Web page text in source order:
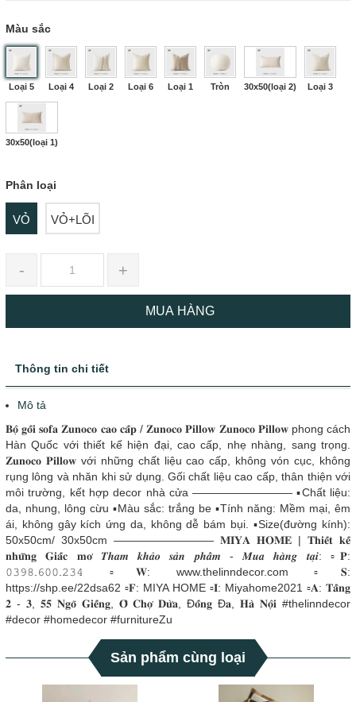
Màu sắc
Loại 5 Loại 4 Loại 2 Loại 6 Loại 1 Tròn 30x50(loại 2) Loại 3
30x50(loại 1)
Phân loại
VỎ VỎ+LÕI
- +
MUA HÀNG
Thông tin chi tiết
Mô tả
𝐁𝐨̣̂ 𝐠𝐨̂́𝐢 𝐬𝐨𝐟𝐚 𝐙𝐮𝐧𝐨𝐜𝐨 𝐜𝐚𝐨 𝐜𝐚̂́𝐩 / 𝐙𝐮𝐧𝐨𝐜𝐨 𝐏𝐢𝐥𝐥𝐨𝐰 𝐙𝐮𝐧𝐨𝐜𝐨 𝐏𝐢𝐥𝐥𝐨𝐰 phong cách
Hàn Quốc với thiết kế hiện đại, cao cấp, nhẹ nhàng, sang trọng.
𝐙𝐮𝐧𝐨𝐜𝐨 𝐏𝐢𝐥𝐥𝐨𝐰 với những chất liệu cao cấp, không vón cục, không
rụng lông và nhăn khi sử dụng. Gối chất liệu cao cấp, thân thiện với
môi trường, kết hợp decor nhà cửa ————————— ▪Chất liệu:
da, nhung, lông cừu ▪Màu sắc: trắng be ▪️Tính năng: Mềm mại, êm
ái, không gây kích ứng da, không dễ bám bụi. ▪️Size(đường kính):
50x50cm/ 30x50cm ————————— 𝐌𝐈𝐘𝐀 𝐇𝐎𝐌𝐄 | 𝐓𝐡𝐢𝐞̂́𝐭 𝐤𝐞̂́
𝐧𝐡𝐮̛̃𝐧𝐠 𝐆𝐢𝐚̂́𝐜 𝐦𝐨̛ 𝑻𝒉𝒂𝒎 𝒌𝒉𝒂̉𝒐 𝒔𝒂̉𝒏 𝒑𝒉𝒂̂̉𝒎 - 𝑴𝒖𝒂 𝒉𝒂̀𝒏𝒈 𝒕𝒂̣𝒊: ▫𝐏:
𝟶𝟹𝟿𝟾.𝟼𝟶𝟶.𝟸𝟹𝟺 ▫𝐖: www.thelinndecor.com ▫𝐒:
https://shp.ee/22dsa62 ▫𝐅: MIYA HOME ▫𝐈: Miyahome2021 ▫️𝐀: 𝐓𝐚̂̀𝐧𝐠
𝟐 - 𝟑, 𝟓𝟓 𝐍𝐠𝐨̃ 𝐆𝐢𝐞̂́𝐧𝐠, 𝐎̂ 𝐂𝐡𝐨̛̣ 𝐃𝐮̛̀𝐚, Đ𝐨̂́𝐧𝐠 Đ𝐚, 𝐇𝐚̀ 𝐍𝐨̣̂𝐢 #thelinndecor
#decor #homedecor #furnitureZu
Sản phẩm cùng loại